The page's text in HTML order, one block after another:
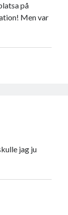
på
Men var
jag ju